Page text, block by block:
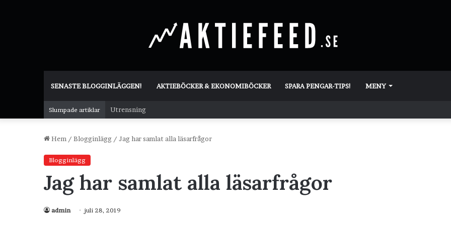
SENASTE BLOGGINLÄGGEN! AKTIEBÖCKER & EKONOMIBÖCKER SPARA PENGAR-TIPS! MENY
Slumpade artiklar Utrensning
Hem / Blogginlägg / Jag har samlat alla läsarfrågor
Blogginlägg
Jag har samlat alla läsarfrågor
admin juli 28, 2019